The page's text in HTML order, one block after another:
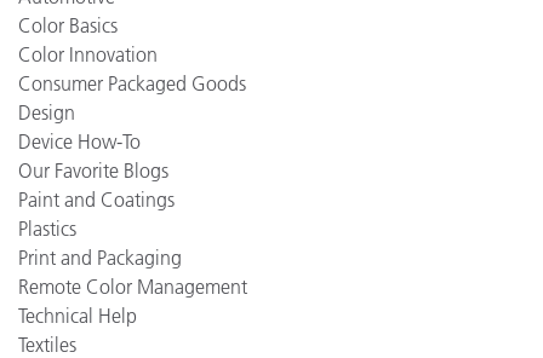
Color Basics
Color Innovation
Consumer Packaged Goods
Design
Device How-To
Our Favorite Blogs
Paint and Coatings
Plastics
Print and Packaging
Remote Color Management
Technical Help
Textiles